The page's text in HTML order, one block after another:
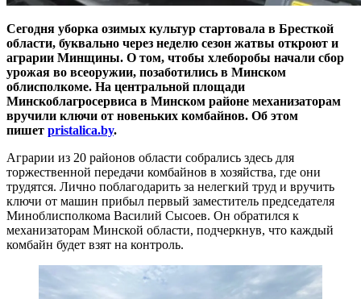
Сегодня уборка озимых культур стартовала в Бресткой
области, буквально через неделю сезон жатвы откроют и
аграрии Минщины. О том, чтобы хлеборобы начали сбор
урожая во всеоружии, позаботились в Минском
облисполкоме. На центральной площади
Минскоблагросервиса в Минском районе механизаторам
вручили ключи от новеньких комбайнов. Об этом
пишет pristalica.by.
Аграрии из 20 районов области собрались здесь для
торжественной передачи комбайнов в хозяйства, где они
трудятся. Лично поблагодарить за нелегкий труд и вручить
ключи от машин прибыл первый заместитель председателя
Миноблисполкома Василий Сысоев. Он обратился к
механизаторам Минской области, подчеркнув, что каждый
комбайн будет взят на контроль.